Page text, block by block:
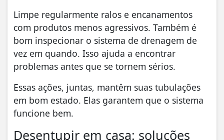
Limpe regularmente ralos e encanamentos
com produtos menos agressivos. Também é
bom inspecionar o sistema de drenagem de
vez em quando. Isso ajuda a encontrar
problemas antes que se tornem sérios.
Essas ações, juntas, mantêm suas tubulações
em bom estado. Elas garantem que o sistema
funcione bem.
Desentupir em casa: soluções